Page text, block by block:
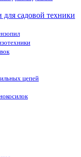
для садовой техники
цепей